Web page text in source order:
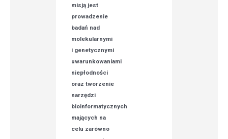
misją jest
prowadzenie
badań nad
molekularnymi
i genetycznymi
uwarunkowaniami
niepłodności
oraz tworzenie
narzędzi
bioinformatycznych
mających na
celu zarówno